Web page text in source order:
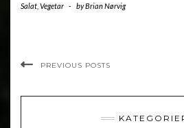
Salat Vegetar - byBrian Nørvig
PREVIOUS POSTS